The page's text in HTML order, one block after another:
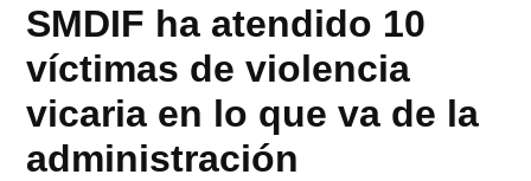
SMDIF ha atendido 10
víctimas de violencia
vicaria en lo que va de la
administración